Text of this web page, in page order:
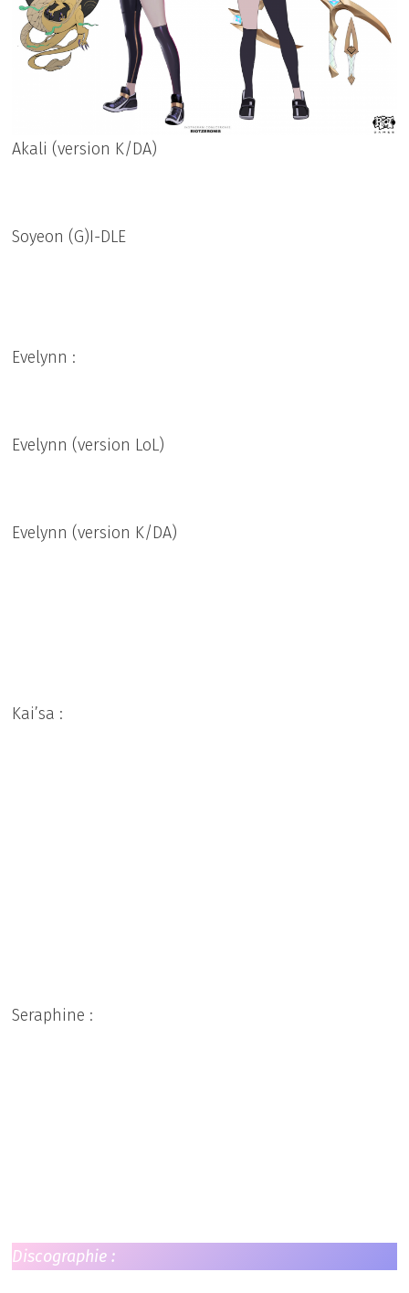
Akali (version K/DA)
Soyeon (G)I-DLE
Evelynn :
Evelynn (version LoL)
Evelynn (version K/DA)
Kai’sa :
Seraphine :
Discographie :